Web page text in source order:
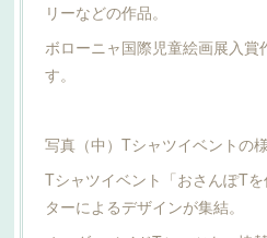
リーなどの作品。
ボローニャ国際児童絵画展入賞
す。
写真（中）Tシャツイベントの
Tシャツイベント「おさんぽT
ターによるデザインが集結。